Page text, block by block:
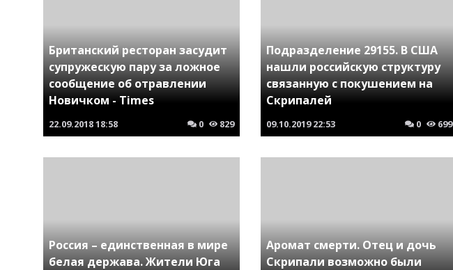
Британский ресторан засудит
супружескую пару за ложное
сообщение об отравлении
Новичком - Times
22.09.201818:58 0 829
Подразделение 29155. В США
нашли российскую структуру
связанную с покушением на
Скрипалей
09.10.201922:53 0 699
Россия – единственная в мире
белая держава. Жители Юга
Аромат смерти. Отец и дочь
Скрипали возможно были